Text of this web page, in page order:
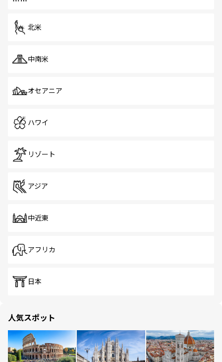
北米
中南米
オセアニア
ハワイ
リゾート
アジア
中近東
アフリカ
日本
人気スポット